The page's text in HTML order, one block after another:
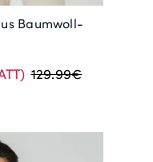
Baumwoll-
129.99€